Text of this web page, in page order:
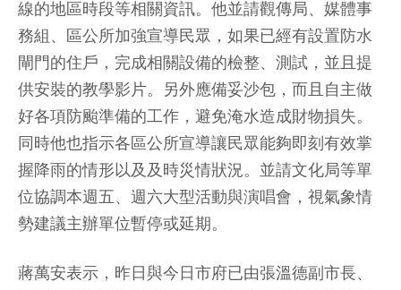
線的地區時段等相關資訊。他並請觀傳局、媒體事
務組、區公所加強宣導民眾，如果已經有設置防水
閘門的住戶，完成相關設備的檢整、測試，並且提
供安裝的教學影片。另外應備妥沙包，而且自主做
好各項防颱準備的工作，避免淹水造成財物損失。
同時他也指示各區公所宣導讓民眾能夠即刻有效掌
握降雨的情形以及及時災情狀況。並請文化局等單
位協調本週五、週六大型活動與演唱會，視氣象情
勢建議主辦單位暫停或延期。
蔣萬安表示，昨日與今日市府已由張溫德副市長、